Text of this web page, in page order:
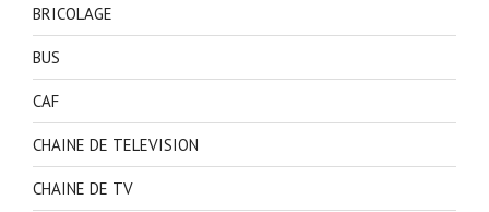
BRICOLAGE
BUS
CAF
CHAINE DE TELEVISION
CHAINE DE TV